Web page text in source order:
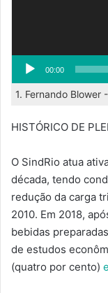
00:00
1. Fernando Blower
HISTÓRICO DE
O SindRio atua
década, tendo
redução da carga
2010. Em 2018,
bebidas
de estudos
(quatro por cento)